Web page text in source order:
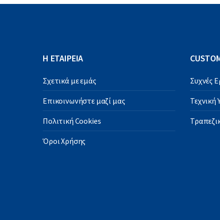
Η ΕΤΑΙΡΕΙΑ
Σχετικά με εμάς
Επικοινωνήστε μαζί μας
Πολιτική Cookies
Όροι Χρήσης
Συχνές
Τεχνική